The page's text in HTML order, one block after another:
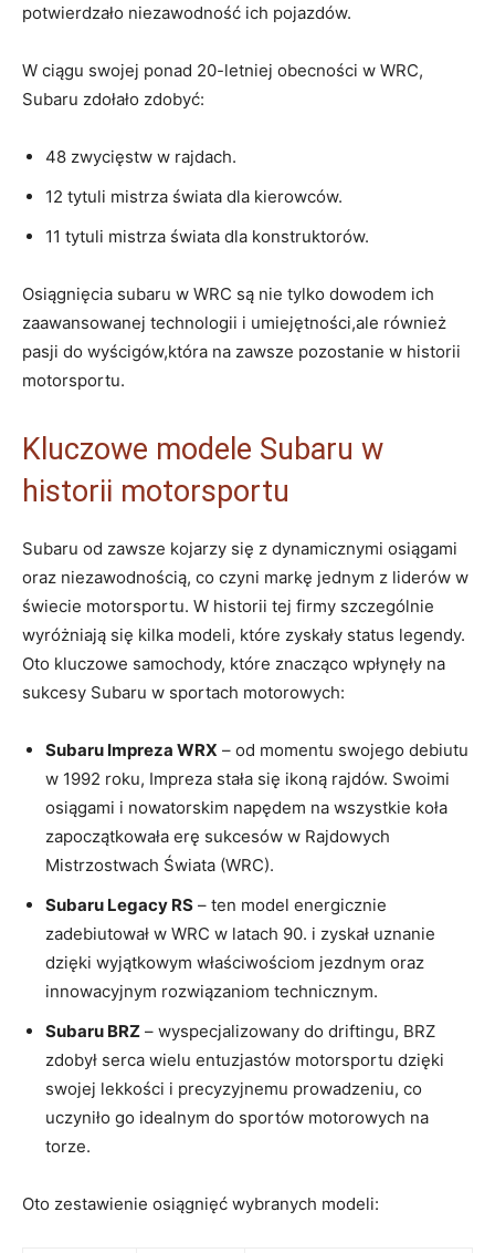
potwierdzało niezawodność ich pojazdów.
W ciągu swojej ponad 20-letniej obecności w WRC,
Subaru zdołało zdobyć:
48 zwycięstw w rajdach.
12 tytuli mistrza świata dla kierowców.
11 tytuli mistrza świata dla konstruktorów.
Osiągnięcia subaru w WRC są nie tylko dowodem ich
zaawansowanej technologii i umiejętności,ale również
pasji do wyścigów,która na zawsze pozostanie w historii
motorsportu.
Kluczowe modele Subaru w
historii motorsportu
Subaru od zawsze kojarzy się z dynamicznymi osiągami
oraz niezawodnością, co czyni markę jednym z liderów w
świecie motorsportu. W historii tej firmy szczególnie
wyróżniają się kilka modeli, które zyskały status legendy.
Oto kluczowe samochody, które znacząco wpłynęły na
sukcesy Subaru w sportach motorowych:
Subaru Impreza WRX – od momentu swojego debiutu
w 1992 roku, Impreza stała się ikoną rajdów. Swoimi
osiągami i nowatorskim napędem na wszystkie koła
zapoczątkowała erę sukcesów w Rajdowych
Mistrzostwach Świata (WRC).
Subaru Legacy RS – ten model energicznie
zadebiutował w WRC w latach 90. i zyskał uznanie
dzięki wyjątkowym właściwościom jezdnym oraz
innowacyjnym rozwiązaniom technicznym.
Subaru BRZ – wyspecjalizowany do driftingu, BRZ
zdobył serca wielu entuzjastów motorsportu dzięki
swojej lekkości i precyzyjnemu prowadzeniu, co
uczyniło go idealnym do sportów motorowych na
torze.
Oto zestawienie osiągnięć wybranych modeli: